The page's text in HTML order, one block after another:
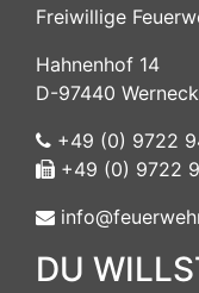
Freiwillige
Hahnenhof 14
D-97440 Werneck
+49 (0) 9722
+49 (0) 9722
DU